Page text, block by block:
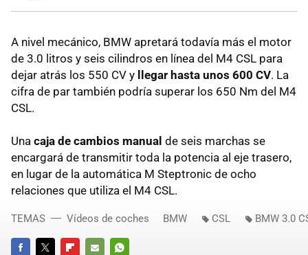
A nivel mecánico, BMW apretará todavía más el motor
de 3.0 litros y seis cilindros en línea del M4 CSL para
dejar atrás los 550 CV y llegar hasta unos 600 CV. La
cifra de par también podría superar los 650 Nm del M4
CSL.
Una caja de cambios manual de seis marchas se
encargará de transmitir toda la potencia al eje trasero,
en lugar de la automática M Steptronic de ocho
relaciones que utiliza el M4 CSL.
TEMAS Vídeos de coches BMW CSL BMW 3.0